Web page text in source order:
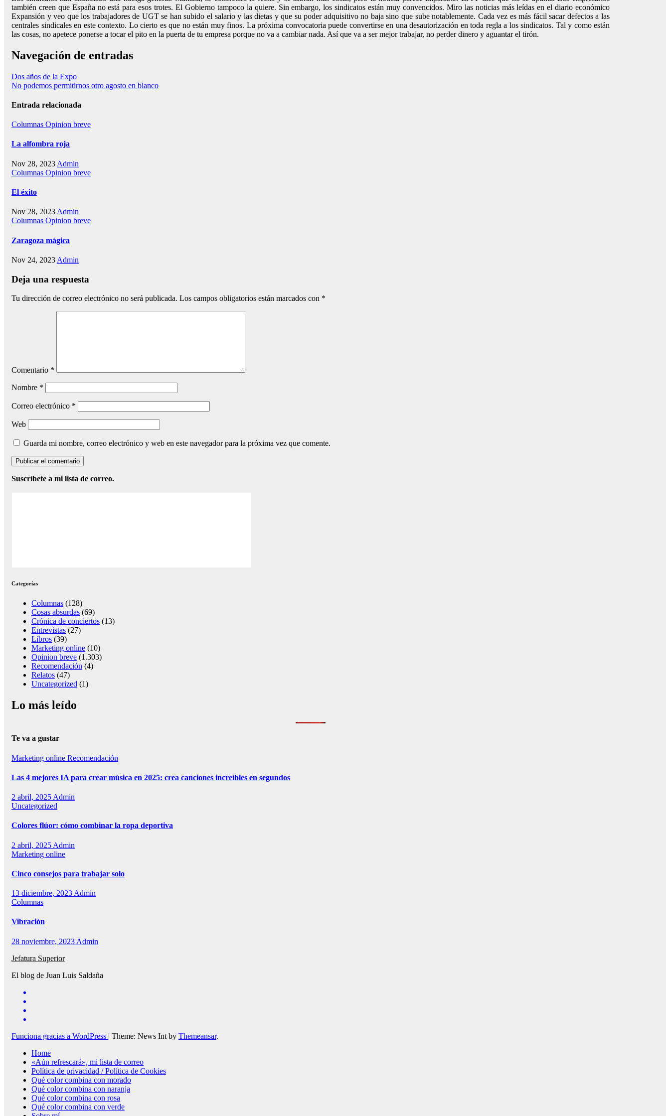
también creen que España no está para esos trotes. El Gobierno tampoco la quiere. Sin embargo, los sindicatos están muy convencidos. Miro las noticias más leídas en el diario económico
Expansión y veo que los trabajadores de UGT se han subido el salario y las dietas y que su poder adquisitivo no baja sino que sube notablemente. Cada vez es más fácil sacar defectos a las
centrales sindicales en este contexto. Lo cierto es que no están muy finos. La próxima convocatoria puede convertirse en una desautorización en toda regla a los sindicatos. Tal y como están
las cosas, no apetece ponerse a tocar el pito en la puerta de tu empresa porque no va a cambiar nada. Así que va a ser mejor trabajar, no perder dinero y aguantar el tirón.
Navegación de entradas
Dos años de la Expo
No podemos permitirnos otro agosto en blanco
Entrada relacionada
Columnas Opinion breve
La alfombra roja
Nov 28, 2023 Admin
Columnas Opinion breve
El éxito
Nov 28, 2023 Admin
Columnas Opinion breve
Zaragoza mágica
Nov 24, 2023 Admin
Deja una respuesta
Tu dirección de correo electrónico no será publicada. Los campos obligatorios están marcados con *
Comentario *
Nombre *
Correo electrónico *
Web
Guarda mi nombre, correo electrónico y web en este navegador para la próxima vez que comente.
Suscríbete a mi lista de correo.
Categorías
Columnas (128)
Cosas absurdas (69)
Crónica de conciertos (13)
Entrevistas (27)
Libros (39)
Marketing online (10)
Opinion breve (1.303)
Recomendación (4)
Relatos (47)
Uncategorized (1)
Lo más leído
Te va a gustar
Marketing online Recomendación
Las 4 mejores IA para crear música en 2025: crea canciones increíbles en segundos
2 abril, 2025 Admin
Uncategorized
Colores flúor: cómo combinar la ropa deportiva
2 abril, 2025 Admin
Marketing online
Cinco consejos para trabajar solo
13 diciembre, 2023 Admin
Columnas
Vibración
28 noviembre, 2023 Admin
Jefatura Superior
El blog de Juan Luis Saldaña
Funciona gracias a WordPress | Theme: News Int by Themeansar.
Home
«Aún refrescará», mi lista de correo
Política de privacidad / Política de Cookies
Qué color combina con morado
Qué color combina con naranja
Qué color combina con rosa
Qué color combina con verde